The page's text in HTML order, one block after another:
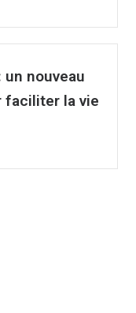
un nouveau
faciliter la vie